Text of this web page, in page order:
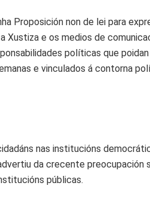
Proposición non de lei para
e os medios de
políticas que
e vinculados á contorna
nas institucións
da crecente preocupación
públicas.